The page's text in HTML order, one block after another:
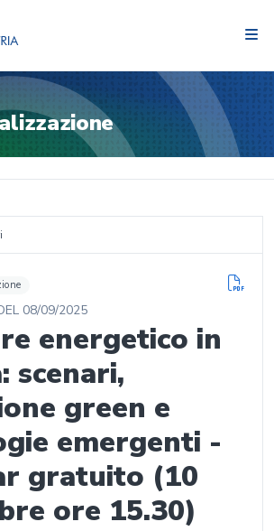
08/09/2025
energetico in
scenari,
green e
emergenti -
gratuito (10
ore 15.30)